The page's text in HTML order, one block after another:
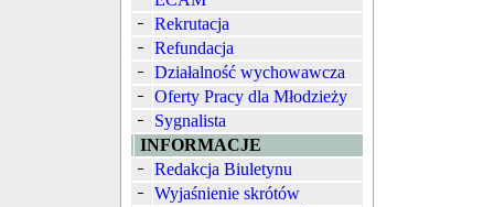
Rekrutacja
Refundacja
Działalność wychowawcza
Oferty Pracy dla Młodzieży
Sygnalista
INFORMACJE
Redakcja Biuletynu
Wyjaśnienie skrótów